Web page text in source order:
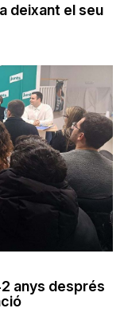
deixant el seu
anys després